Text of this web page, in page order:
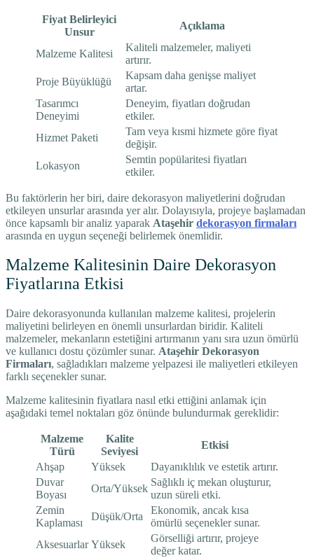
Fiyat Belirleyici
Unsur
Açıklama
Malzeme Kalitesi
Kaliteli malzemeler, maliyeti
artırır.
Proje Büyüklüğü
Kapsam daha genişse maliyet
artar.
Tasarımcı
Deneyimi
Deneyim, fiyatları doğrudan
etkiler.
Hizmet Paketi
Tam veya kısmi hizmete göre fiyat
değişir.
Lokasyon
Semtin popülaritesi fiyatları
etkiler.
Bu faktörlerin her biri, daire dekorasyon maliyetlerini doğrudan
etkileyen unsurlar arasında yer alır. Dolayısıyla, projeye başlamadan
önce kapsamlı bir analiz yaparak Ataşehir dekorasyon firmaları
arasında en uygun seçeneği belirlemek önemlidir.
Malzeme Kalitesinin Daire Dekorasyon
Fiyatlarına Etkisi
Daire dekorasyonunda kullanılan malzeme kalitesi, projelerin
maliyetini belirleyen en önemli unsurlardan biridir. Kaliteli
malzemeler, mekanların estetiğini artırmanın yanı sıra uzun ömürlü
ve kullanıcı dostu çözümler sunar. Ataşehir Dekorasyon
Firmaları, sağladıkları malzeme yelpazesi ile maliyetleri etkileyen
farklı seçenekler sunar.
Malzeme kalitesinin fiyatlara nasıl etki ettiğini anlamak için
aşağıdaki temel noktaları göz önünde bulundurmak gereklidir:
Malzeme
Türü
Kalite
Seviyesi
Etkisi
Ahşap
Yüksek
Dayanıklılık ve estetik artırır.
Duvar
Boyası
Orta/Yüksek
Sağlıklı iç mekan oluşturur,
uzun süreli etki.
Zemin
Kaplaması
Düşük/Orta
Ekonomik, ancak kısa
ömürlü seçenekler sunar.
Aksesuarlar Yüksek
Görselliği artırır, projeye
değer katar.